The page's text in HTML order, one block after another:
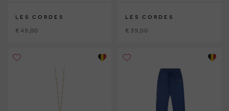
LES CORDES
€ 49,00
LES CORDES
€ 39,00